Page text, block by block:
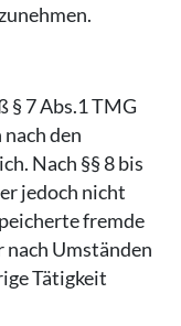
§ 7 Abs.1 TMG
den
Nach §§ 8 bis
jedoch nicht
fremde
Umständen
Tätigkeit